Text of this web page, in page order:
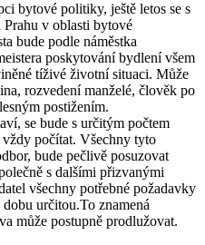
bytové politiky, ještě letos se s
v oblasti bytové
bude podle náměstka
poskytování bydlení všem
tíživé životní situaci. Může
rozvedení manželé, člověk po
postižením.
se bude s určitým počtem
vždy počítat. Všechny tyto
bude pečlivě posuzovat
s dalšími přizvanými
všechny potřebné požadavky
určitou.To znamená
může postupně prodlužovat.